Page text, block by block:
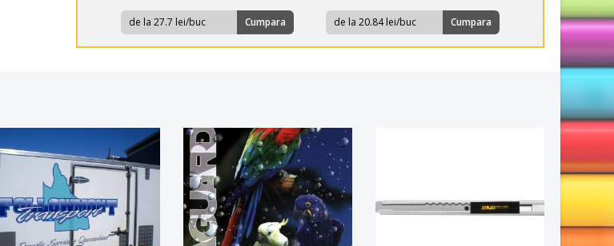
de la 27.7 lei/buc Cumpara de la 20.84 lei/buc Cumpara